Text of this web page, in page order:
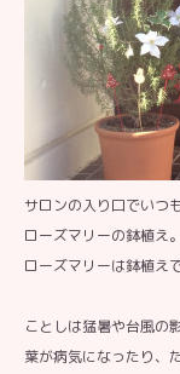
サロンの入り口でいつ
ローズマリーの鉢植え。
ローズマリーは鉢植え
ことしは猛暑や台風の
葉が病気になったり、